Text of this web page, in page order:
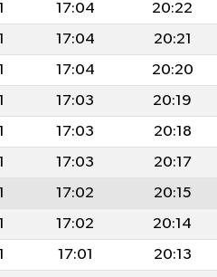
17:04 20:22
17:04 20:21
17:04 20:20
17:03 20:19
17:03 20:18
17:03 20:17
17:02 20:15
17:02 20:14
17:01 20:13